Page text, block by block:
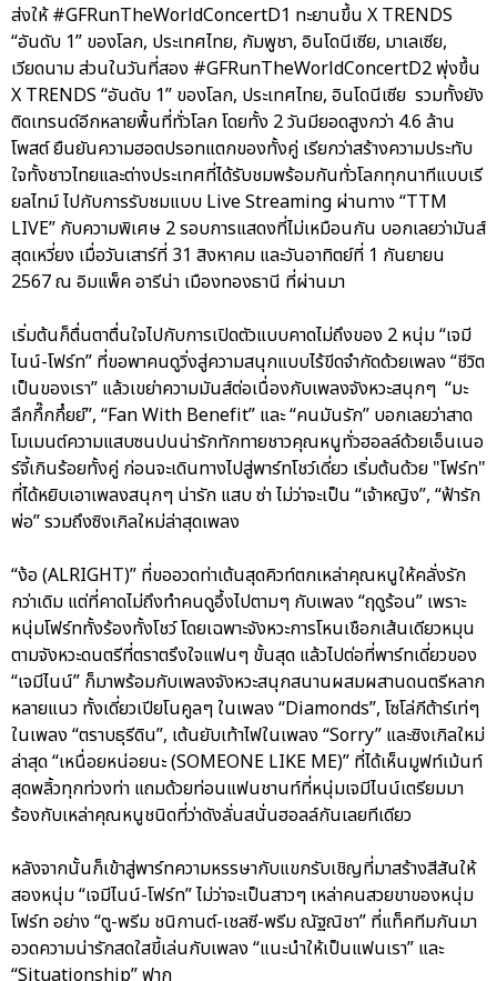
ส่งให้ #GFRunTheWorldConcertD1 ทะยานขึ้น X TRENDS
“อันดับ 1” ของโลก, ประเทศไทย, กัมพูชา, อินโดนีเซีย, มาเลเซีย,
เวียดนาม ส่วนในวันที่สอง #GFRunTheWorldConcertD2 พุ่งขึ้น
X TRENDS “อันดับ 1” ของโลก, ประเทศไทย, อินโดนีเซีย รวมทั้งยัง
ติดเทรนด์อีกหลายพื้นที่ทั่วโลก โดยทั้ง 2 วันมียอดสูงกว่า 4.6 ล้าน
โพสต์ ยืนยันความฮอตปรอทแตกของทั้งคู่ เรียกว่าสร้างความประทับ
ใจทั้งชาวไทยและต่างประเทศที่ได้รับชมพร้อมกันทั่วโลกทุกนาทีแบบเรี
ยลไทม์ ไปกับการรับชมแบบ Live Streaming ผ่านทาง “TTM
LIVE” กับความพิเศษ 2 รอบการแสดงที่ไม่เหมือนกัน บอกเลยว่ามันส์
สุดเหวี่ยง เมื่อวันเสาร์ที่ 31 สิงหาคม และวันอาทิตย์ที่ 1 กันยายน
2567 ณ อิมแพ็ค อารีน่า เมืองทองธานี ที่ผ่านมา
เริ่มต้นก็ตื่นตาตื่นใจไปกับการเปิดตัวแบบคาดไม่ถึงของ 2 หนุ่ม “เจมี
ไนน์-โฟร์ท” ที่ขอพาคนดูวิ่งสู่ความสนุกแบบไร้ขีดจำกัดด้วยเพลง “ชีวิต
เป็นของเรา” แล้วเขย่าความมันส์ต่อเนื่องกับเพลงจังหวะสนุกๆ “มะ
ลึกกึ๊กกึ๋ยย์”, “Fan With Benefit” และ “คนมันรัก” บอกเลยว่าสาด
โมเมนต์ความแสบซนปนน่ารักทักทายชาวคุณหนูทั่วฮอลล์ด้วยเอ็นเนอ
ร์จี้เกินร้อยทั้งคู่ ก่อนจะเดินทางไปสู่พาร์ทโชว์เดี่ยว เริ่มต้นด้วย "โฟร์ท"
ที่ได้หยิบเอาเพลงสนุกๆ น่ารัก แสบ ซ่า ไม่ว่าจะเป็น “เจ้าหญิง”, “ฟ้ารัก
พ่อ” รวมถึงซิงเกิลใหม่ล่าสุดเพลง
“ง้อ (ALRIGHT)” ที่ขออวดท่าเต้นสุดคิวท์ตกเหล่าคุณหนูให้คลั่งรัก
กว่าเดิม แต่ที่คาดไม่ถึงทำคนดูอึ้งไปตามๆ กับเพลง “ฤดูร้อน” เพราะ
หนุ่มโฟร์ททั้งร้องทั้งโชว์ โดยเฉพาะจังหวะการโหนเชือกเส้นเดียวหมุน
ตามจังหวะดนตรีที่ตราตรึงใจแฟนๆ ขั้นสุด แล้วไปต่อที่พาร์ทเดี่ยวของ
“เจมีไนน์” ก็มาพร้อมกับเพลงจังหวะสนุกสนานผสมผสานดนตรีหลาก
หลายแนว ทั้งเดี่ยวเปียโนคูลๆ ในเพลง “Diamonds”, โซโล่กีต้าร์เท่ๆ
ในเพลง “ตราบธุรีดิน”, เต้นยับเท้าไฟในเพลง “Sorry” และซิงเกิลใหม่
ล่าสุด “เหนื่อยหน่อยนะ (SOMEONE LIKE ME)” ที่ได้เห็นมูฟท์เม้นท์
สุดพลิ้วทุกท่วงท่า แถมด้วยท่อนแฟนชานท์ที่หนุ่มเจมีไนน์เตรียมมา
ร้องกับเหล่าคุณหนูชนิดที่ว่าดังลั่นสนั่นฮอลล์กันเลยทีเดียว
หลังจากนั้นก็เข้าสู่พาร์ทความหรรษากับแขกรับเชิญที่มาสร้างสีสันให้
สองหนุ่ม “เจมีไนน์-โฟร์ท” ไม่ว่าจะเป็นสาวๆ เหล่าคนสวยขาของหนุ่ม
โฟร์ท อย่าง “ตู-พรีม ชนิกานต์-เชลซี-พรีม ณัฐณิชา” ที่แท็คทีมกันมา
อวดความน่ารักสดใสขี้เล่นกับเพลง “แนะนำให้เป็นแฟนเรา” และ
“Situationship” ฟาก